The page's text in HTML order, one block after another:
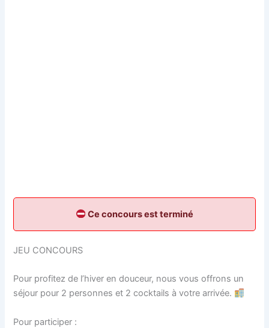
Ce concours est terminé
JEU CONCOURS
Pour profitez de l’hiver en douceur, nous vous offrons un
séjour pour 2 personnes et 2 cocktails à votre arrivée.
Pour participer :